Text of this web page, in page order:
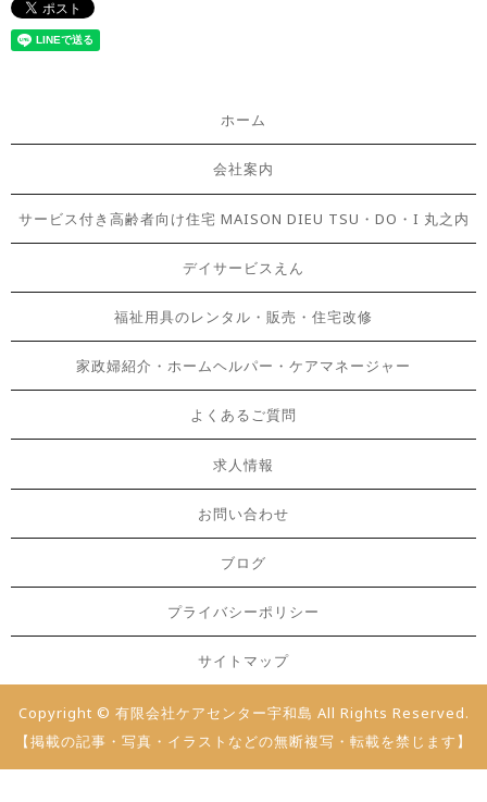
ホーム
会社案内
サービス付き高齢者向け住宅 MAISON DIEU TSU・DO・I 丸之内
デイサービスえん
福祉用具のレンタル・販売・住宅改修
家政婦紹介・ホームヘルパー・ケアマネージャー
よくあるご質問
求人情報
お問い合わせ
ブログ
プライバシーポリシー
サイトマップ
Copyright © 有限会社ケアセンター宇和島 All Rights Reserved.
【掲載の記事・写真・イラストなどの無断複写・転載を禁じます】